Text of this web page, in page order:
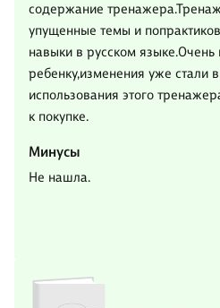
содержание
упущенные темы и
навыки в русском языке.Очень
ребенку,изменения уже стали
использования этого
к покупке.
Минусы
Не нашла.